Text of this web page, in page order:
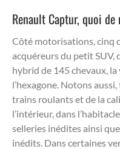
Renault Captur, quoi de
Côté motorisations, cinq
acquéreurs du petit SUV,
hybrid de 145 chevaux,
l’hexagone. Notons
trains roulants et de la
l’intérieur, dans
selleries inédites ainsi
inédits. Dans certaines